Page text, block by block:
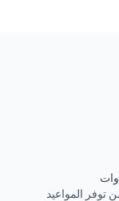
توفر المواعيد